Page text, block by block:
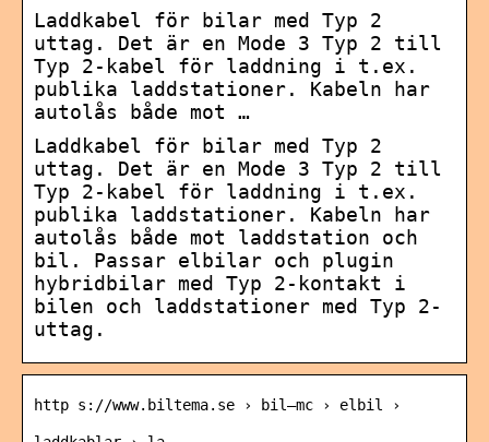
Laddkabel för bilar med Typ 2
uttag. Det är en Mode 3 Typ 2 till
Typ 2-kabel för laddning i t.ex.
publika laddstationer. Kabeln har
autolås både mot …
Laddkabel för bilar med Typ 2
uttag. Det är en Mode 3 Typ 2 till
Typ 2-kabel för laddning i t.ex.
publika laddstationer. Kabeln har
autolås både mot laddstation och
bil. Passar elbilar och plugin
hybridbilar med Typ 2-kontakt i
bilen och laddstationer med Typ 2-
uttag.
http s://www.biltema.se › bil—mc › elbil ›